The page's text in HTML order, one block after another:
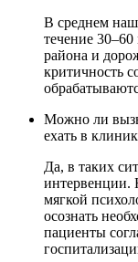
В среднем
течение
района и
критичность
Можно ли
ехать в
Да, в таких
интервенции.
мягкой
осознать
пациенты